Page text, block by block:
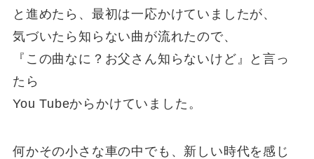
と進めたら、最初は一応かけていましたが、
気づいたら知らない曲が流れたので、
『この曲なに？お父さん知らないけど』と言っ
たら
You Tubeからかけていました。
何かその小さな車の中でも、新しい時代を感じ